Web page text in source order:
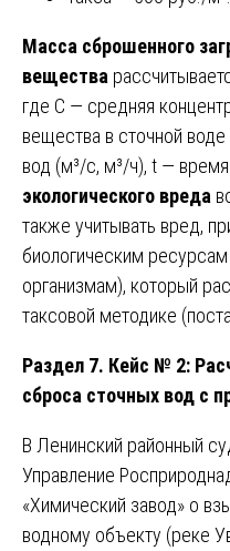
Масса сброшенного
вещества
где С — средняя
вещества в сточной
вод (м³/с, м³/ч), t —
экологического вреда
также учитывать вред,
биологическим
организмам), который
таксовой методике
Раздел 7. Кейс № 2:
сброса сточных вод с
В Ленинский районный
Управление
«Химический завод» о
водному объекту (реке